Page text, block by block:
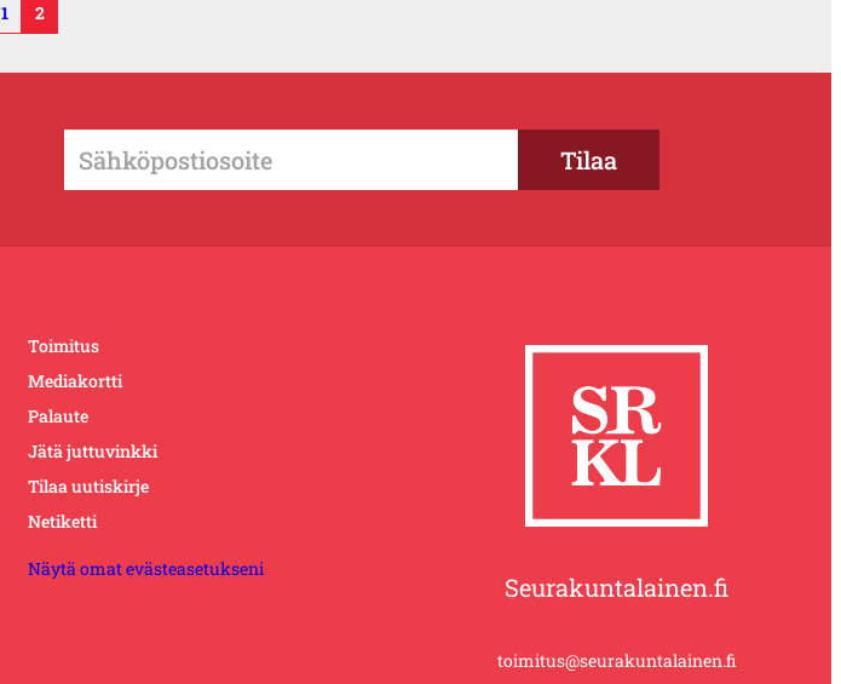
1 2
Toimitus
Mediakortti
Palaute
Jätä juttuvinkki
Tilaa uutiskirje
Netiketti
Näytä omat evästeasetukseni
Seurakuntalainen.fi
toimitus@seurakuntalainen.fi